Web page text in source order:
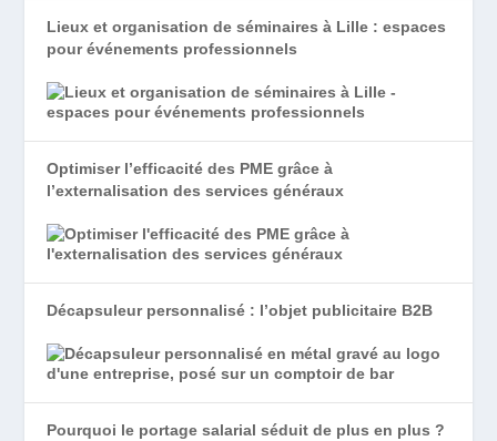
Lieux et organisation de séminaires à Lille : espaces
pour événements professionnels
Optimiser l’efficacité des PME grâce à
l’externalisation des services généraux
Décapsuleur personnalisé : l’objet publicitaire B2B
Pourquoi le portage salarial séduit de plus en plus ?